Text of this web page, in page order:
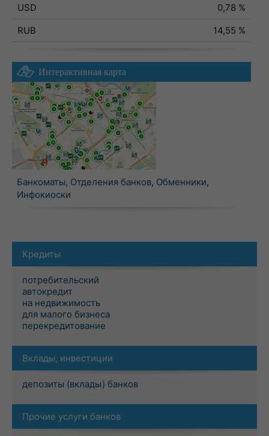
USD
0,78 %
RUB
14,55 %
Интерактивная карта
Банкоматы, Отделения банков, Обменники,
Инфокиоски
Кредиты
потребительский
автокредит
на недвижимость
для малого бизнеса
перекредитование
Вклады, инвестиции
депозиты (вклады) банков
Прочие услуги банков